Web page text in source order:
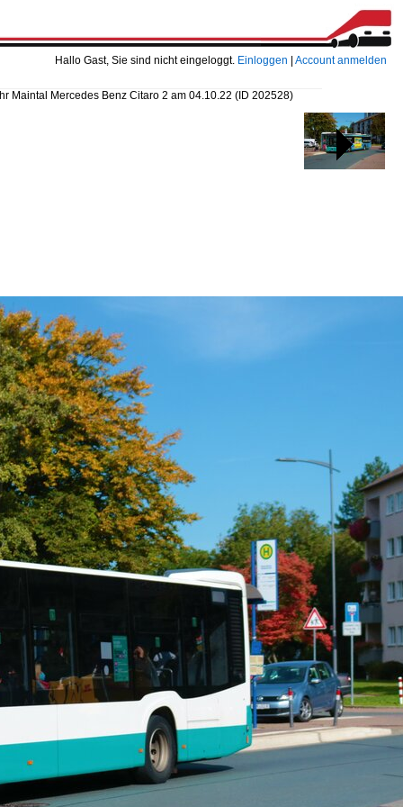
Hallo Gast, Sie sind nicht eingeloggt. Einloggen Account anmelden
Maintal Mercedes Benz Citaro 2 am 04.10.22 (ID 202528)